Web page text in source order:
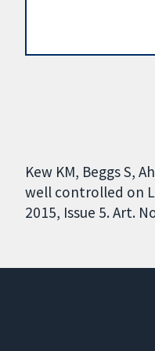
Kew KM, Beggs S,
well controlled on
2015, Issue 5. Art.